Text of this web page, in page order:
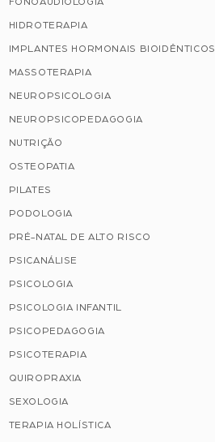
HIDROTERAPIA
IMPLANTES HORMONAIS BIOIDÊNTICOS
MASSOTERAPIA
NEUROPSICOLOGIA
NEUROPSICOPEDAGOGIA
NUTRIÇÃO
OSTEOPATIA
PILATES
PODOLOGIA
PRÉ-NATAL DE ALTO RISCO
PSICANÁLISE
PSICOLOGIA
PSICOLOGIA INFANTIL
PSICOPEDAGOGIA
PSICOTERAPIA
QUIROPRAXIA
SEXOLOGIA
TERAPIA HOLÍSTICA